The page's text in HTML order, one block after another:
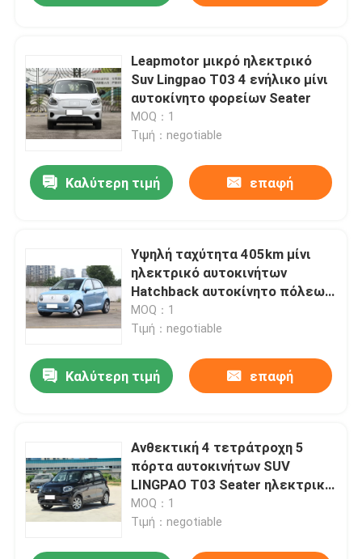
Leapmotor μικρό ηλεκτρικό
Suv Lingpao T03 4 ενήλικο μίνι
αυτοκίνητο φορείων Seater
MOQ：1
Τιμή：negotiable
Καλύτερη τιμή επαφή
Υψηλή ταχύτητα 405km μίνι
ηλεκτρικό αυτοκινήτων
Hatchback αυτοκίνητο πόλεων
Σινικών Τειχών ORA R1
συμπαγές
MOQ：1
Τιμή：negotiable
Καλύτερη τιμή επαφή
Ανθεκτική 4 τετράτροχη 5
πόρτα αυτοκινήτων SUV
LINGPAO T03 Seater ηλεκτρική
μίνι 100km/h
MOQ：1
Τιμή：negotiable